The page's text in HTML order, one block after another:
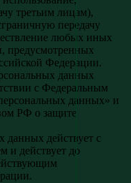
третьим лицам),
передачу
любых иных
предусмотренных
Федерации.
данных
с Федеральным
данных» и
РФ о защите
данных действует с
и действует до